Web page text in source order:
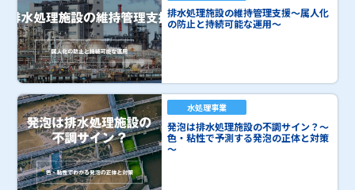
排水処理施設の維持管理支援～属人化
の防止と持続可能な運用～
水処理事業
発泡は排水処理施設の不調サイン？～
色・粘性で予測する発泡の正体と対策
～